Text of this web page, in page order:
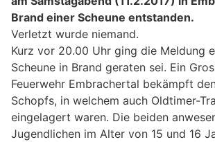
Brand einer Scheune entstanden.
Verletzt wurde niemand.
Kurz vor 20.00 Uhr ging die Meldung
Scheune in Brand geraten sei. Ein
Feuerwehr Embrachertal bekämpft
Schopfs, in welchem auch Oldtimer-
eingelagert waren. Die beiden
Jugendlichen im Alter von 15 und 16